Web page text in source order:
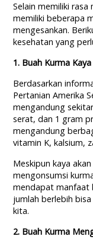
Selain memiliki
memiliki beberapa
mengesankan.
kesehatan yang
1. Buah Kurma
Berdasarkan
Pertanian Amerika
mengandung
serat, dan 1 gram
mengandung
vitamin K, kalsium,
Meskipun kaya
mengonsumsi
mendapat manfaat
jumlah berlebih
kita.
2. Buah Kurma